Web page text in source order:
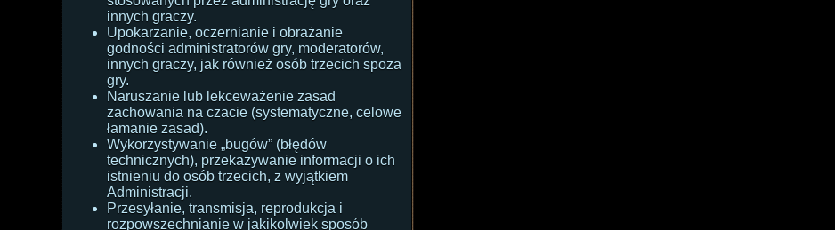
innych graczy.
Upokarzanie, oczernianie i obrażanie
godności administratorów gry, moderatorów,
innych graczy, jak również osób trzecich spoza
gry.
Naruszanie lub lekceważenie zasad
zachowania na czacie (systematyczne, celowe
łamanie zasad).
Wykorzystywanie „bugów” (błędów
technicznych), przekazywanie informacji o ich
istnieniu do osób trzecich, z wyjątkiem
Administracji.
Przesyłanie, transmisja, reprodukcja i
rozpowszechnianie w jakikolwiek sposób